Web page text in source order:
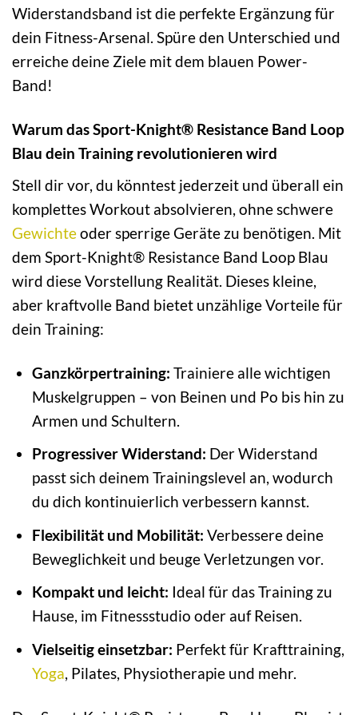
Widerstandsband ist die perfekte Ergänzung für
dein Fitness-Arsenal. Spüre den Unterschied und
erreiche deine Ziele mit dem blauen Power-
Band!
Warum das Sport-Knight® Resistance Band Loop
Blau dein Training revolutionieren wird
Stell dir vor, du könntest jederzeit und überall ein
komplettes Workout absolvieren, ohne schwere
Gewichteoder sperrige Geräte zu benötigen. Mit
dem Sport-Knight® Resistance Band Loop Blau
wird diese Vorstellung Realität. Dieses kleine,
aber kraftvolle Band bietet unzählige Vorteile für
dein Training:
Ganzkörpertraining: Trainiere alle wichtigen
Muskelgruppen – von Beinen und Po bis hin zu
Armen und Schultern.
Progressiver Widerstand: Der Widerstand
passt sich deinem Trainingslevel an, wodurch
du dich kontinuierlich verbessern kannst.
Flexibilität und Mobilität: Verbessere deine
Beweglichkeit und beuge Verletzungen vor.
Kompakt und leicht: Ideal für das Training zu
Hause, im Fitnessstudio oder auf Reisen.
Vielseitig einsetzbar: Perfekt für Krafttraining,
Yoga, Pilates, Physiotherapie und mehr.